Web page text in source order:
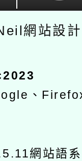
網站設
、
網站語